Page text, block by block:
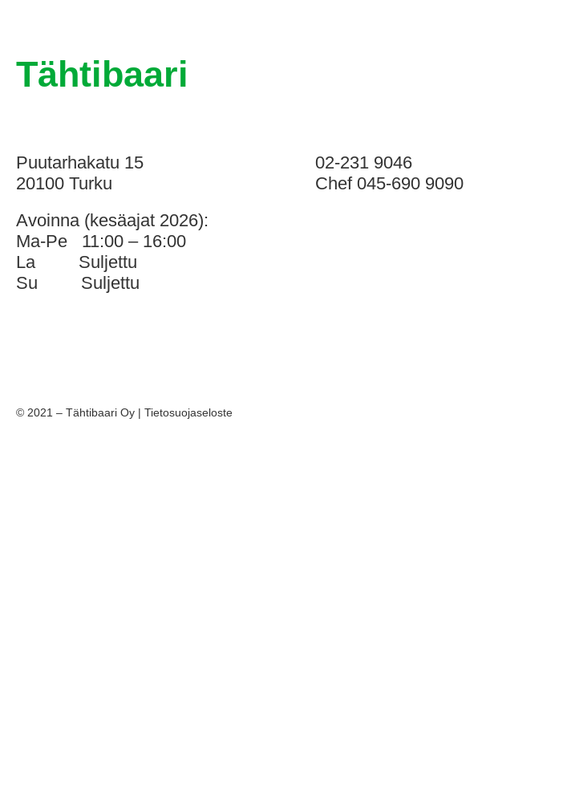
Tähtibaari
Puutarhakatu 15
20100 Turku
Avoinna (kesäajat 2026):
Ma-Pe 11:00 – 16:00
La Suljettu
Su Suljettu
02-231 9046
Chef045-690 9090
© 2021 – Tähtibaari Oy | Tietosuojaseloste